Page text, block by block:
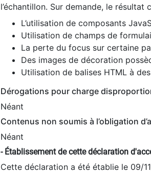
l’échantillon. Sur demande, le
L’utilisation de composants
Utilisation de champs de
La perte du focus sur certaine
Des images de décoration
Utilisation de balises HTML à
Dérogations pour charge
Néant
Contenus non soumis à l’obligation
Néant
- Établissement de cette déclaration
Cette déclaration a été établie le 09/